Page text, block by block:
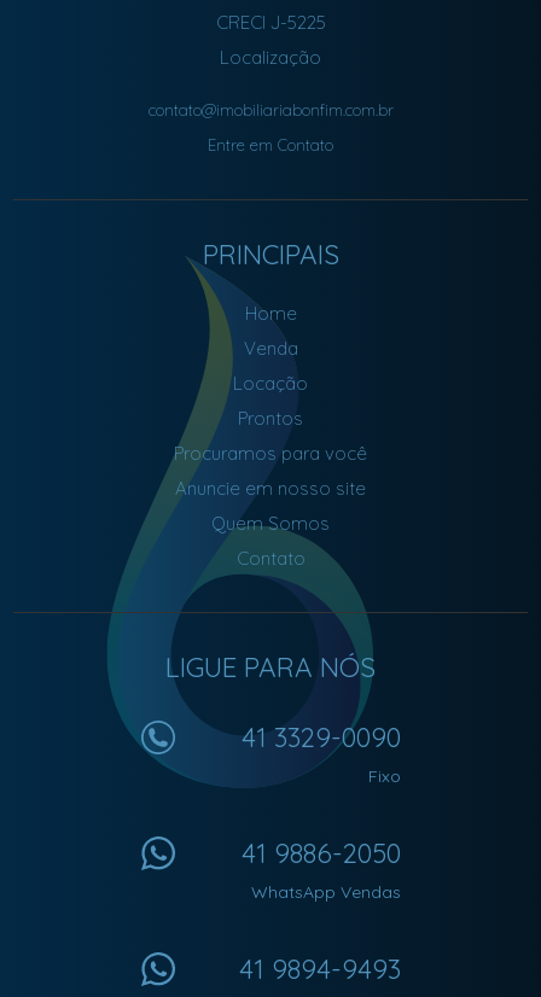
CRECI J-5225
Localização
contato@imobiliariabonfim.com.br
Entre em Contato
PRINCIPAIS
Home
Venda
Locação
Prontos
Procuramos para você
Anuncie em nosso site
Quem Somos
Contato
LIGUE PARA NÓS
41 3329-0090
Fixo
41 9886-2050
WhatsApp Vendas
41 9894-9493